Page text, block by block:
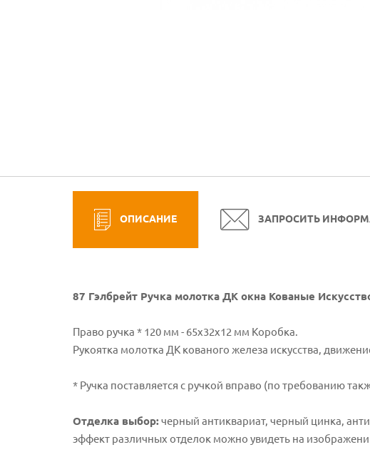
ОПИСАНИЕ ЗАПРОСИТЬ
87 Гэлбрейт Ручка молотка ДК окна Кованые
Право ручка * 120 мм - 65x32x12 мм Коробка.
Рукоятка молотка ДК кованого железа искусства,
* Ручка поставляется с ручкой вправо (по требованию
Отделка выбор:черный антиквариат, черный цинка,
эффект различных отделок можно увидеть на